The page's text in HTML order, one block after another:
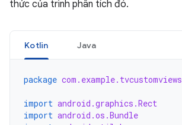
thức của trình phân tích đó.
Kotlin Java
package com.example.tvcustomviews
import android.graphics.Rect
import android.os.Bundle